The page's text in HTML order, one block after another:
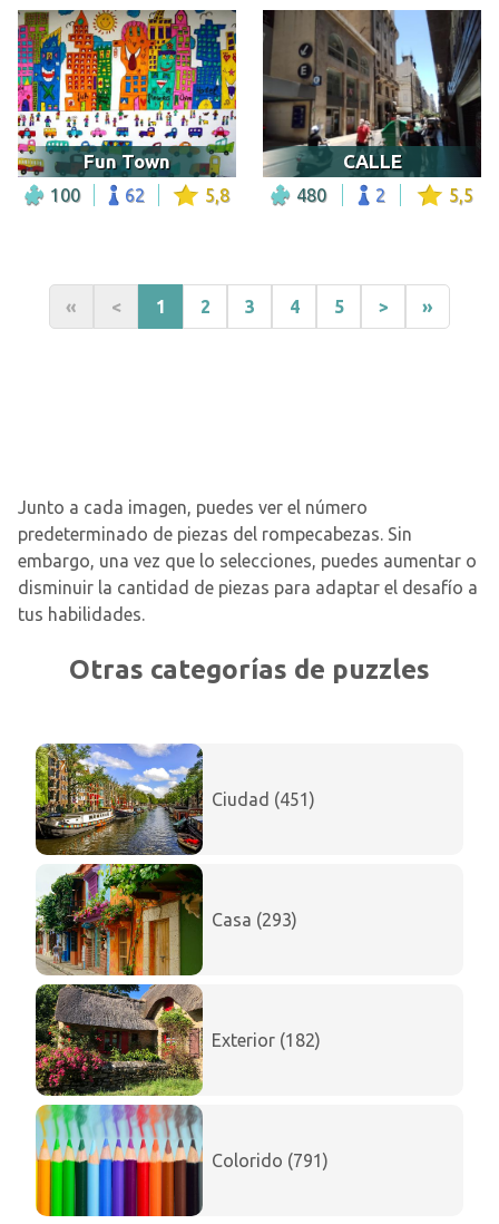
Fun Town
100 62 5,8
CALLE
480 2 5,5
« < 1 2 3 4 5 > »
Junto a cada imagen, puedes ver el número
predeterminado de piezas del rompecabezas. Sin
embargo, una vez que lo selecciones, puedes aumentar o
disminuir la cantidad de piezas para adaptar el desafío a
tus habilidades.
Otras categorías de puzzles
Ciudad (451)
Casa (293)
Exterior (182)
Colorido (791)